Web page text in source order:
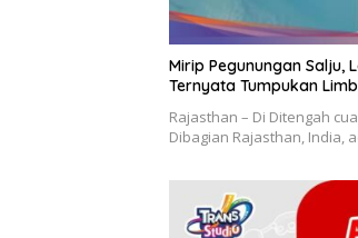
Mirip Pegunungan Salju,
Ternyata Tumpukan
Rajasthan – Di Ditengah
Dibagian Rajasthan, India,